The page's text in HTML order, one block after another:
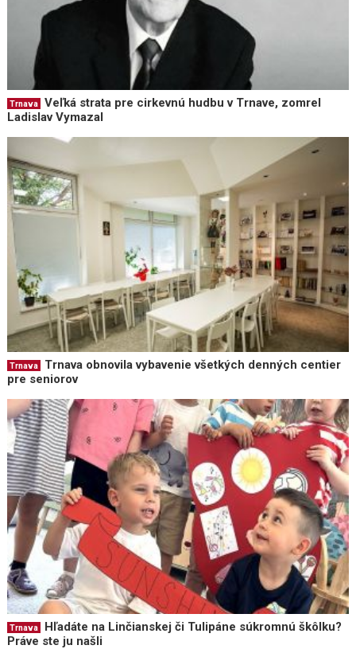
Trnava
Veľká strata pre cirkevnú hudbu v Trnave, zomrel
Ladislav Vymazal
Trnava
Trnava obnovila vybavenie všetkých denných centier
pre seniorov
Trnava
Hľadáte na Linčianskej či Tulipáne súkromnú škôlku?
Práve ste ju našli